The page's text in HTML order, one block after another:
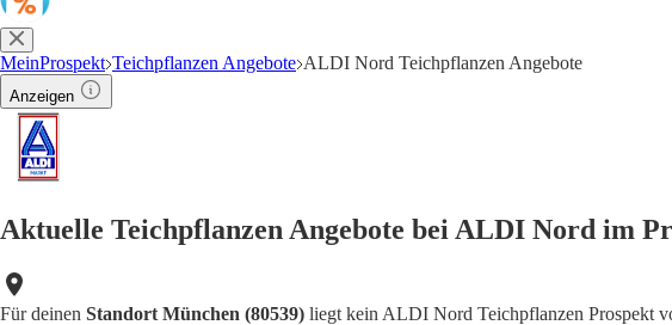
MeinProspekt Teichpflanzen Angebote ALDI Nord Teichpflanzen Angebote
Anzeigen
Aktuelle Teichpflanzen Angebote bei ALDI Nord im
Für deinen Standort München (80539) liegt kein ALDI Nord Teichpflanzen Prospekt